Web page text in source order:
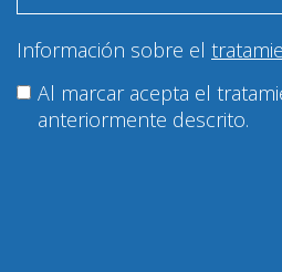
Información sobre el
Al marcar acepta el
anteriormente descrito.